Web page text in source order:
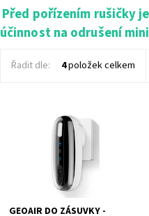
Před pořízením rušičky
účinnost na odrušení
Řadit dle: 4položek celkem
ZDE NAKUPTE Odrušovač GPZ
a ionizátor GeoAir do zásuvky
produkuje 200 miliónů
záporných (negativních)
kyslíkových iontů které...
GEOAIR DO ZÁSUVKY -